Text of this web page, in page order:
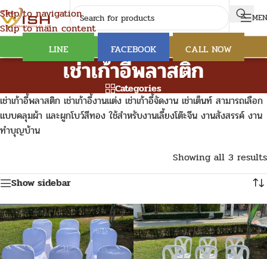
Skip to navigation
Skip to main content
LINE FACEBOOK CALL NOW
เช่าเก้าอี้พลาสติก
Categories
เช่าเก้าอี้พลาสติก เช่าเก้าอี้งานแต่ง เช่าเก้าอี้จัดงาน เช่าเต็นท์ สามารถเลือก
แบบคลุมผ้า และผูกโบว์สีทอง ใช้สำหรับงานเลี้ยงโต๊ะจีน งานสังสรรค์ งาน
ทำบุญบ้าน
Showing all 3 results
Show sidebar